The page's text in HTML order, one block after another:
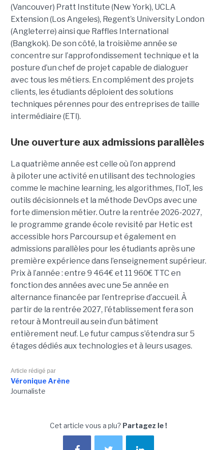
(Vancouver) Pratt Institute (New York), UCLA
Extension (Los Angeles), Regent’s University London
(Angleterre) ainsi que Raffles International
(Bangkok). De son côté, la troisième année se
concentre sur l’approfondissement technique et la
posture d’un chef de projet capable de dialoguer
avec tous les métiers. En complément des projets
clients, les étudiants déploient des solutions
techniques pérennes pour des entreprises de taille
intermédiaire (ETI).
Une ouverture aux admissions parallèles
La quatrième année est celle où l’on apprend
à piloter une activité en utilisant des technologies
comme le machine learning, les algorithmes, l’IoT, les
outils décisionnels et la méthode DevOps avec une
forte dimension métier. Outre la rentrée 2026-2027,
le programme grande école revisité par Hetic est
accessible hors Parcoursup et également en
admissions parallèles pour les étudiants après une
première expérience dans l’enseignement supérieur.
Prix à l’année : entre 9 464€ et 11 960€ TTC en
fonction des années avec une 5e année en
alternance financée par l’entreprise d’accueil. À
partir de la rentrée 2027, l'établissement fera son
retour à Montreuil au sein d’un bâtiment
entièrement neuf. Le futur campus s’étendra sur 5
étages dédiés aux technologies et à leurs usages.
Article rédigé par
Véronique Arène
Journaliste
Cet article vous a plu? Partagez le !